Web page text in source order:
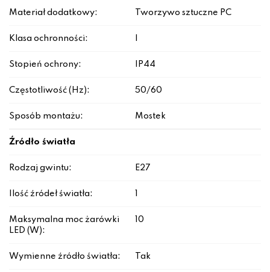
Materiał dodatkowy: Tworzywo sztuczne PC
Klasa ochronności:
Stopień ochrony: IP44
Częstotliwość (Hz): 50/60
Sposób montażu: Mostek
Źródło światła
Rodzaj gwintu: E27
Ilość źródeł światła:
Maksymalna moc żarówki
LED (W):
10
Wymienne źródło światła: Tak